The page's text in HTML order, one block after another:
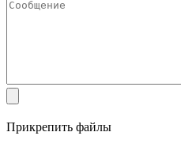
Прикрепить файлы